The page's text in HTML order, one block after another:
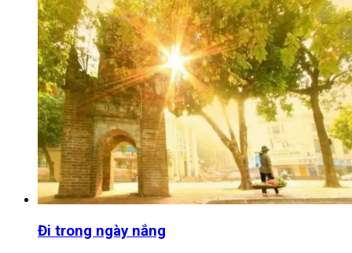
Đi trong ngày nắng